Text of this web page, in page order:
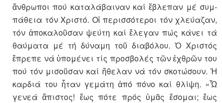
ἄνθρωποι πού κα­τα­λάβαιναν καί ἔβλεπαν μέ συμ­
πά­­θεια τόν Χριστό. Οἱ περισσό­τεροι τόν χλεύαζαν,
τόν ἀποκα­λοῦ­σαν ψεύ­τη καί ἔλεγαν πώς κάνει τά
θαύ­ματα μέ τή δύναμη τοῦ διαβόλου. Ὁ Χριστός
ἔπρεπε νά ὑπομένει τίς προσβολές τῶν ἐχθρῶν του
πού τόν μισοῦσαν καί ἤθελαν νά τόν σκοτώσουν. Ἡ
καρ­διά του ἦταν γεμάτη ἀπό πόνο καί θλίψη. «Ὦ
γενεά ἄπιστος! ἕως πό­τε πρός ὑμᾶς ἔσομαι; ἕως